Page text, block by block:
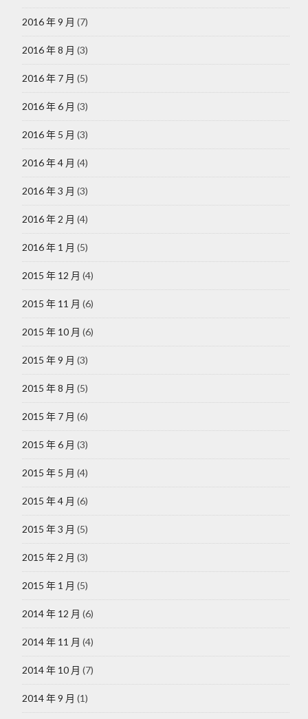
2016 年 9 月 (7)
2016 年 8 月 (3)
2016 年 7 月 (5)
2016 年 6 月 (3)
2016 年 5 月 (3)
2016 年 4 月 (4)
2016 年 3 月 (3)
2016 年 2 月 (4)
2016 年 1 月 (5)
2015 年 12 月 (4)
2015 年 11 月 (6)
2015 年 10 月 (6)
2015 年 9 月 (3)
2015 年 8 月 (5)
2015 年 7 月 (6)
2015 年 6 月 (3)
2015 年 5 月 (4)
2015 年 4 月 (6)
2015 年 3 月 (5)
2015 年 2 月 (3)
2015 年 1 月 (5)
2014 年 12 月 (6)
2014 年 11 月 (4)
2014 年 10 月 (7)
2014 年 9 月 (1)